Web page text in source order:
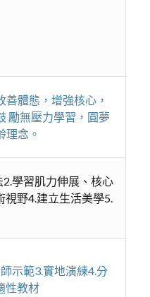
體態，增強核心，
勵無壓力學習，圓夢
理念。
學習肌力伸展、核心
視野4.建立生活美學5.
示範3.實地演練4.分
性教材